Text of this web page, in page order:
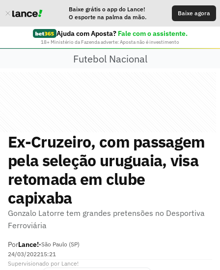
Baixe grátis o app do Lance!
O esporte na palma da mão.
Baixe agora
Ajuda com Aposta? Fale com o assistente.
18+ Ministério da Fazenda adverte: Aposta não é investimento
Futebol Nacional
Ex-Cruzeiro, com passagem
pela seleção uruguaia, visa
retomada em clube
capixaba
Gonzalo Latorre tem grandes pretensões no Desportiva
Ferroviária
PorLance!•São Paulo (SP)
24/03/202215:21
Supervisionado por Lance!